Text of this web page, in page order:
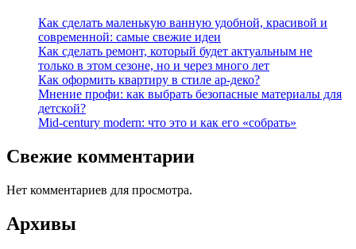
Как сделать маленькую ванную удобной, красивой и
современной: самые свежие идеи
Как сделать ремонт, который будет актуальным не
только в этом сезоне, но и через много лет
Как оформить квартиру в стиле ар-деко?
Мнение профи: как выбрать безопасные материалы для
детской?
Mid-century modern: что это и как его «собрать»
Свежие комментарии
Нет комментариев для просмотра.
Архивы